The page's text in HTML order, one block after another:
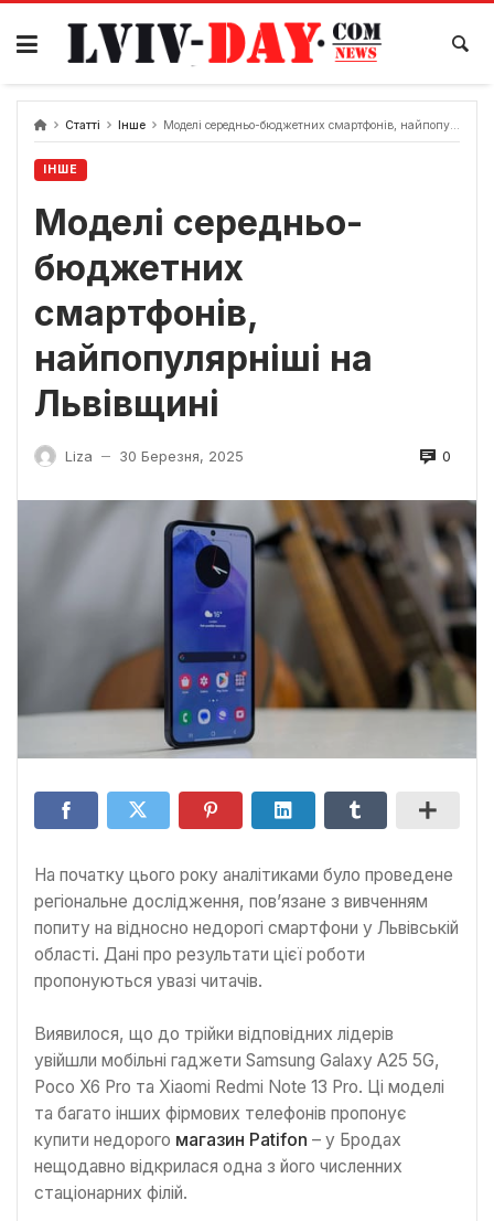
Skip
content
Статті Інше Моделі середньо-бюджетних смартфонів, найпопулярніші на Львівщині
ІНШЕ
Моделі середньо-
бюджетних
смартфонів,
найпопулярніші на
Львівщині
Liza — 30 Березня, 2025 0
На початку цього року аналітиками було проведене
регіональне дослідження, пов’язане з вивченням
попиту на відносно недорогі смартфони у Львівській
області. Дані про результати цієї роботи
пропонуються увазі читачів.
Виявилося, що до трійки відповідних лідерів
увійшли мобільні гаджети Samsung Galaxy A25 5G,
Poco X6 Pro та Xiaomi Redmi Note 13 Pro. Ці моделі
та багато інших фірмових телефонів пропонує
купити недорого магазин Patifon – у Бродах
нещодавно відкрилася одна з його численних
стаціонарних філій.